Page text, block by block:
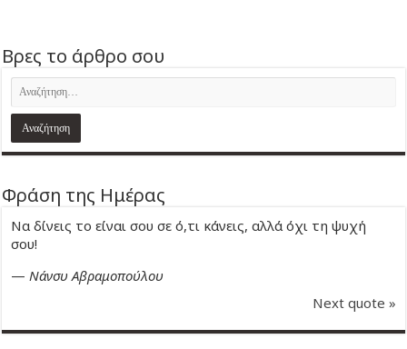
Βρες το άρθρο σου
Φράση της Ημέρας
Να δίνεις το είναι σου σε ό,τι κάνεις, αλλά όχι τη ψυχή
σου!
—Νάνσυ Αβραμοπούλου
Next quote »